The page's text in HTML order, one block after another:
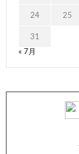
24 25
31
« 7月